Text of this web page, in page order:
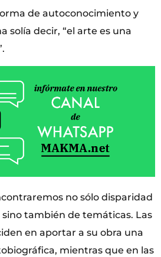
de autoconocimiento y
solía decir, “el arte es una
no sólo disparidad
sino también de temáticas. Las
en aportar a su obra una
mientras que en las